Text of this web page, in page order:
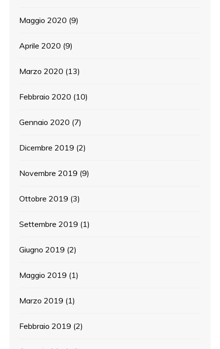
Maggio 2020 (9)
Aprile 2020 (9)
Marzo 2020 (13)
Febbraio 2020 (10)
Gennaio 2020 (7)
Dicembre 2019 (2)
Novembre 2019 (9)
Ottobre 2019 (3)
Settembre 2019 (1)
Giugno 2019 (2)
Maggio 2019 (1)
Marzo 2019 (1)
Febbraio 2019 (2)